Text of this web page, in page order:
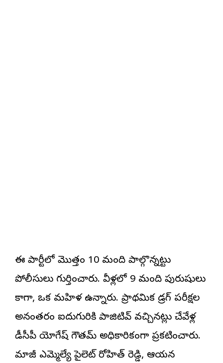
ఈ పార్టీలో మొత్తం 10 మంది పాల్గొన్నట్టు
పోలీసులు గుర్తించారు. వీళ్లలో 9 మంది పురుషులు
కాగా, ఒక మహిళ ఉన్నారు. ప్రాథమిక డ్రగ్ పరీక్షల
అనంతరం ఐదుగురికి పాజిటివ్ వచ్చినట్లు చేవేళ్ల
డీసీపీ యోగేష్ గౌతమ్ అధికారికంగా ప్రకటించారు.
మాజీ ఎమ్మెల్యే పైలెట్ రోహిత్ రెడ్డి, ఆయన